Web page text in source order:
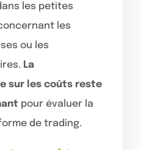
les petites
les
ou les
La
sur les coûts reste
pour évaluer la
de trading.